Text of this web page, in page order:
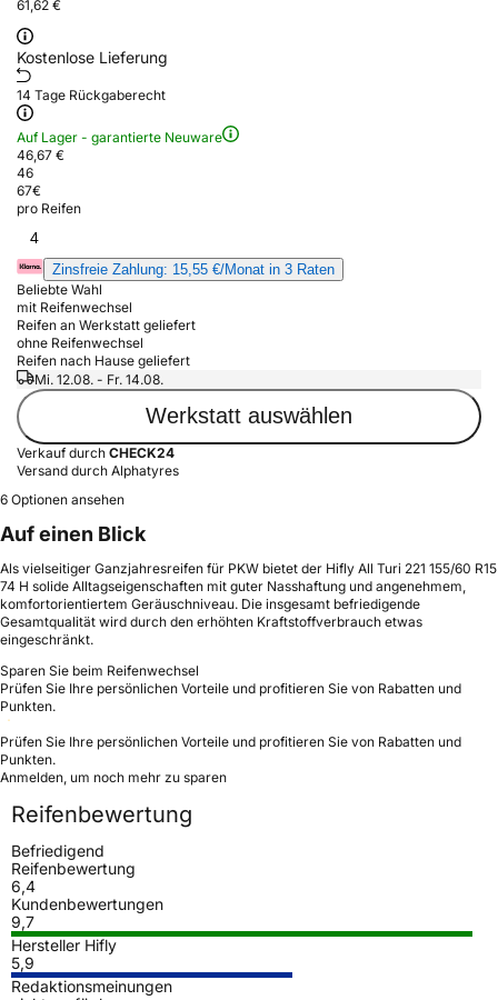
61,62 €
Kostenlose Lieferung
14 Tage Rückgaberecht
Auf Lager - garantierte Neuware
46,67 €
46
67€
pro Reifen
4
Zinsfreie Zahlung: 15,55 €/Monat in 3 Raten
Beliebte Wahl
mit Reifenwechsel
Reifen an Werkstatt geliefert
ohne Reifenwechsel
Reifen nach Hause geliefert
Mi. 12.08. - Fr. 14.08.
Werkstatt auswählen
Verkauf durch CHECK24
Versand durch Alphatyres
6 Optionen ansehen
Auf einen Blick
Als vielseitiger Ganzjahresreifen für PKW bietet der Hifly All Turi 221 155/60 R15
74 H solide Alltagseigenschaften mit guter Nasshaftung und angenehmem,
komfortorientiertem Geräuschniveau. Die insgesamt befriedigende
Gesamtqualität wird durch den erhöhten Kraftstoffverbrauch etwas
eingeschränkt.
Sparen Sie beim Reifenwechsel
Prüfen Sie Ihre persönlichen Vorteile und profitieren Sie von Rabatten und
Punkten.
Prüfen Sie Ihre persönlichen Vorteile und profitieren Sie von Rabatten und
Punkten.
Anmelden, um noch mehr zu sparen
Reifenbewertung
Befriedigend
Reifenbewertung
6,4
Kundenbewertungen
9,7
Hersteller Hifly
5,9
Redaktionsmeinungen